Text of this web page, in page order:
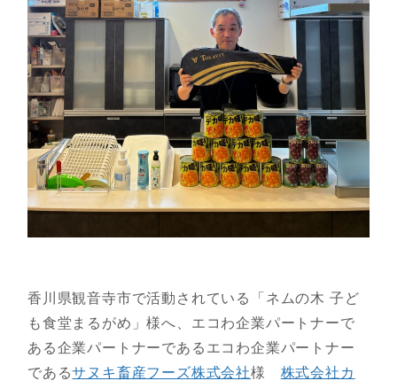
香川県観音寺市で活動されている「ネムの木 子ど
も食堂まるがめ」様へ、エコわ企業パートナーで
ある企業パートナーであるエコわ企業パートナー
であるサヌキ畜産フーズ株式会社様 株式会社カ